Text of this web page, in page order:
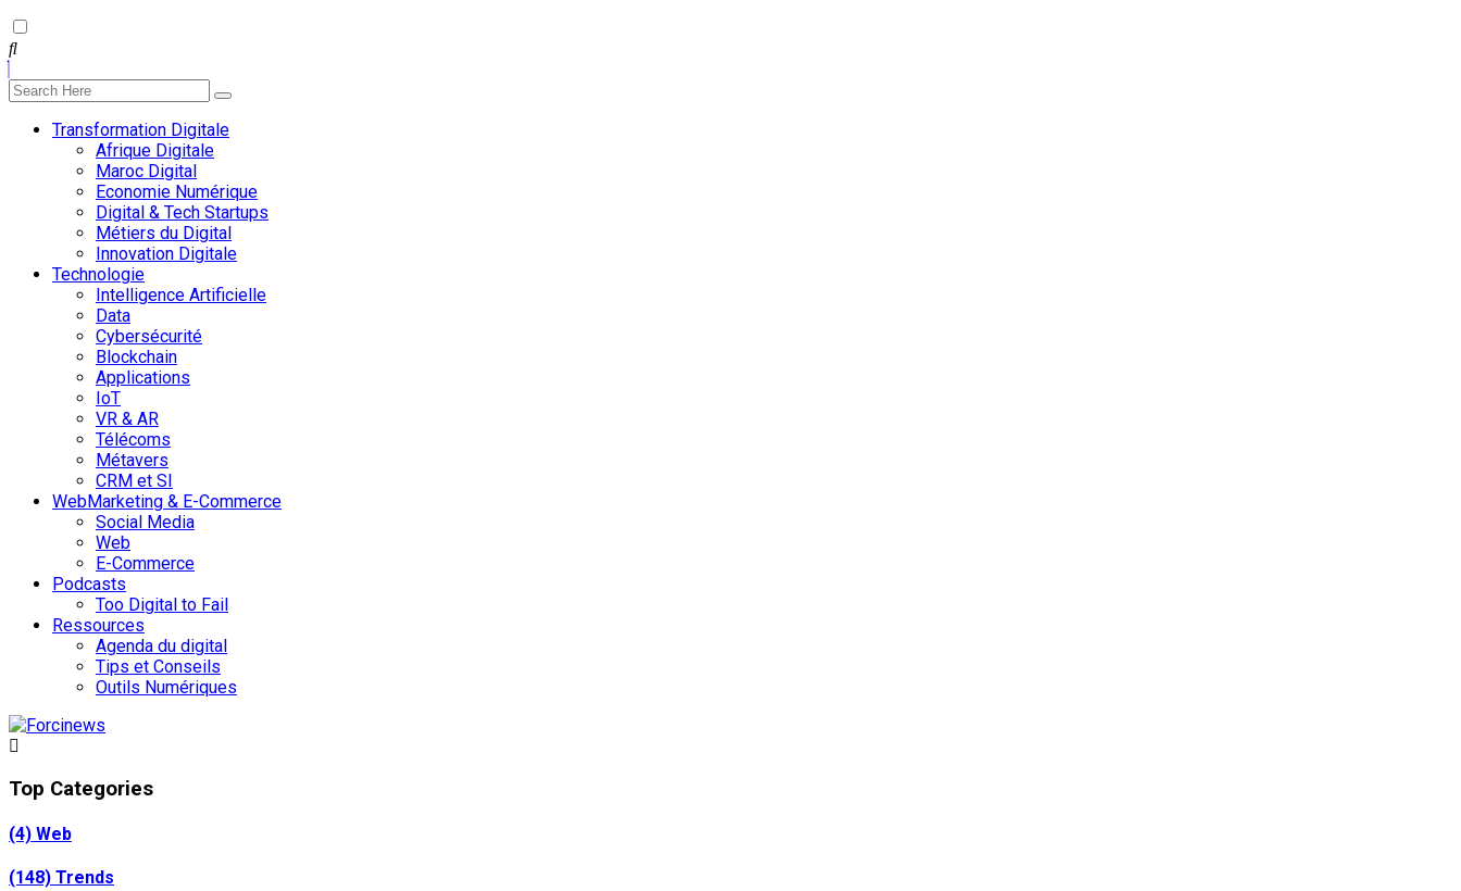
Transformation Digitale
Afrique Digitale
Maroc Digital
Economie Numérique
Digital & Tech Startups
Métiers du Digital
Innovation Digitale
Technologie
Intelligence Artificielle
Data
Cybersécurité
Blockchain
Applications
IoT
VR & AR
Télécoms
Métavers
CRM et SI
WebMarketing & E-Commerce
Social Media
Web
E-Commerce
Podcasts
Too Digital to Fail
Ressources
Agenda du digital
Tips et Conseils
Outils Numériques
Top Categories
(4) Web
(148) Trends